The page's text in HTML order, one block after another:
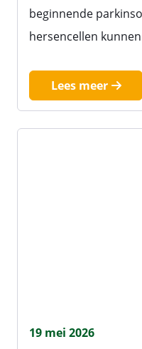
beginnende
hersencellen
Lees meer
19 mei 2026